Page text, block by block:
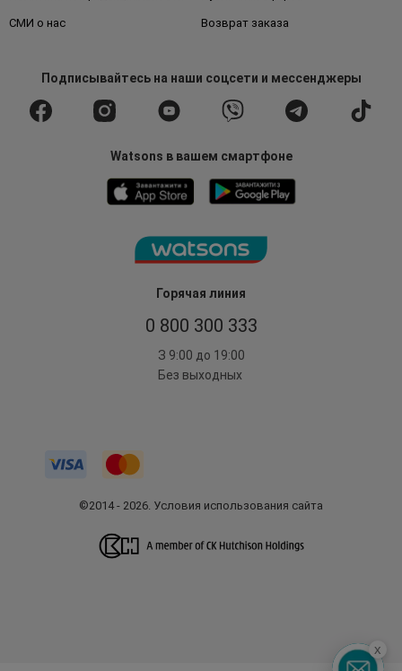
Горячая линия
0 800 300 333
З 9:00 до 19:00
Без выходных
СМИ о нас Возврат заказа
Подписывайтесьна наши соцсети и мессенджеры
Watsons в вашем смартфоне
©2014 - 2026. Условия использования сайта
x